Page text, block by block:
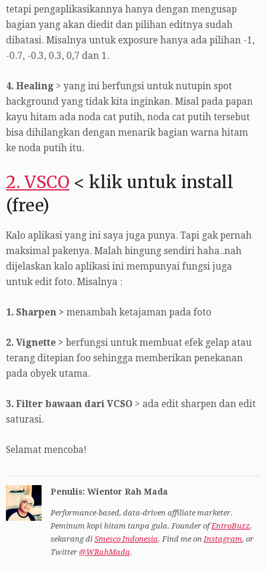
tetapi pengaplikasikannya hanya dengan mengusap
bagian yang akan diedit dan pilihan editnya sudah
dibatasi. Misalnya untuk exposure hanya ada pilihan -1,
-0.7, -0.3, 0.3, 0,7 dan 1.
4. Healing > yang ini berfungsi untuk nutupin spot
background yang tidak kita inginkan. Misal pada papan
kayu hitam ada noda cat putih, noda cat putih tersebut
bisa dihilangkan dengan menarik bagian warna hitam
ke noda putih itu.
2. VSCO < klik untuk install
(free)
Kalo aplikasi yang ini saya juga punya. Tapi gak pernah
maksimal pakenya. Malah bingung sendiri haha..nah
dijelaskan kalo aplikasi ini mempunyai fungsi juga
untuk edit foto. Misalnya :
1. Sharpen > menambah ketajaman pada foto
2. Vignette > berfungsi untuk membuat efek gelap atau
terang ditepian foo sehingga memberikan penekanan
pada obyek utama.
3. Filter bawaan dari VCSO > ada edit sharpen dan edit
saturasi.
Selamat mencoba!
Penulis: Wientor Rah Mada
Performance-based, data-driven affiliate marketer.
Peminum kopi hitam tanpa gula. Founder ofEntroBuzz,
sekarang di Smesco Indonesia. Find me onInstagram, or
Twitter @WRahMada.